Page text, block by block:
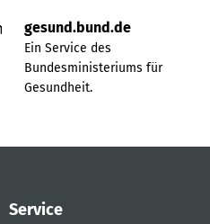
gesund.bund.de
Ein Service des
Bundesministeriums für
Gesundheit.
Service